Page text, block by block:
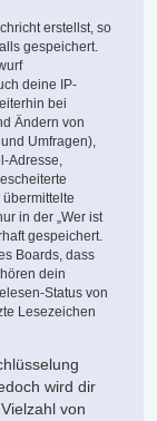
erstellst, so
gespeichert.
deine IP-
bei
Ändern von
Umfragen),
Adresse,
in der „Wer ist
gespeichert.
Boards, dass
dein
Status von
Lesezeichen
wird dir
von